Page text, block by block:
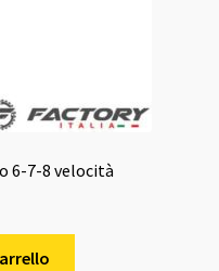
6-7-8 velocità